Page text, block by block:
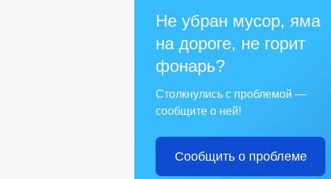
Не убран мусор, яма
на дороге, не горит
фонарь?
Столкнулись с проблемой —
сообщите о ней!
Сообщить о проблеме